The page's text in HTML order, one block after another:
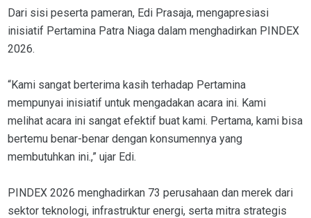
Dari sisi peserta pameran, Edi Prasaja, mengapresiasi
inisiatif Pertamina Patra Niaga dalam menghadirkan PINDEX
2026.
“Kami sangat berterima kasih terhadap Pertamina
mempunyai inisiatif untuk mengadakan acara ini. Kami
melihat acara ini sangat efektif buat kami. Pertama, kami bisa
bertemu benar-benar dengan konsumennya yang
membutuhkan ini.,” ujar Edi.
PINDEX 2026 menghadirkan 73 perusahaan dan merek dari
sektor teknologi, infrastruktur energi, serta mitra strategis